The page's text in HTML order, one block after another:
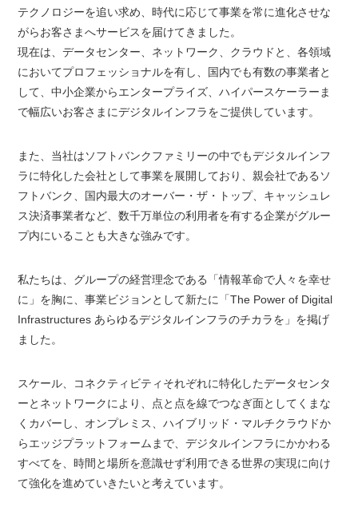
テクノロジーを追い求め、時代に応じて事業を常に進化させな
がらお客さまへサービスを届けてきました。
現在は、データセンター、ネットワーク、クラウドと、各領域
においてプロフェッショナルを有し、国内でも有数の事業者と
して、中小企業からエンタープライズ、ハイパースケーラーま
で幅広いお客さまにデジタルインフラをご提供しています。
また、当社はソフトバンクファミリーの中でもデジタルインフ
ラに特化した会社として事業を展開しており、親会社であるソ
フトバンク、国内最大のオーバー・ザ・トップ、キャッシュレ
ス決済事業者など、数千万単位の利用者を有する企業がグルー
プ内にいることも大きな強みです。
私たちは、グループの経営理念である「情報革命で人々を幸せ
に」を胸に、事業ビジョンとして新たに「The Power of Digital
Infrastructures あらゆるデジタルインフラのチカラを」を掲げ
ました。
スケール、コネクティビティそれぞれに特化したデータセンタ
ーとネットワークにより、点と点を線でつなぎ面としてくまな
くカバーし、オンプレミス、ハイブリッド・マルチクラウドか
らエッジプラットフォームまで、デジタルインフラにかかわる
すべてを、時間と場所を意識せず利用できる世界の実現に向け
て強化を進めていきたいと考えています。